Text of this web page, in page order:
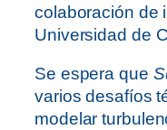
colaboración de
Universidad de
Se espera que
varios desafíos
modelar